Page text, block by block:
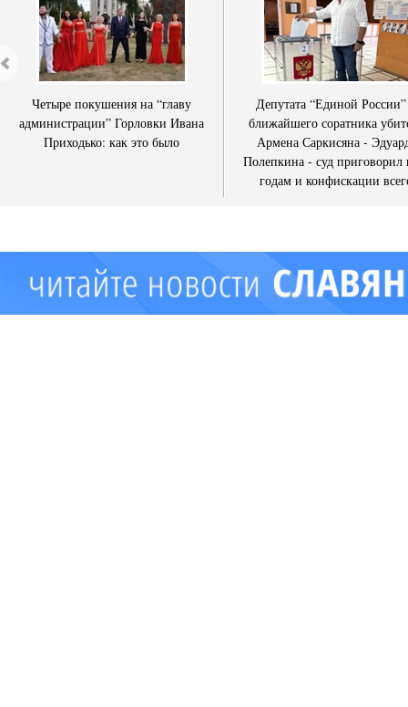
Четыре покушения на “главу
администрации” Горловки Ивана
Приходько: как это было
Депутата “Единой
ближайшего соратника
Армена Саркисяна -
Полепкина - суд приговорил
годам и конфискации